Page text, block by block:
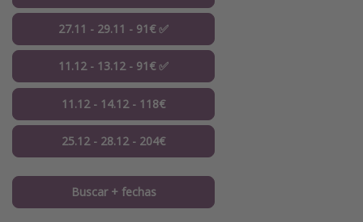
27.11 - 29.11 - 91€ ✅
11.12 - 13.12 - 91€ ✅
11.12 - 14.12 - 118€
25.12 - 28.12 - 204€
Buscar + fechas